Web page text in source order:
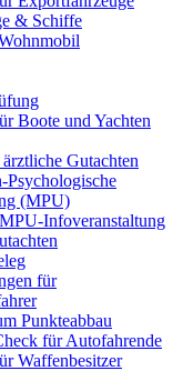
& Schiffe
Boote und Yachten
Gutachten
Psychologische
(MPU)
Infoveranstaltung
für
Punkteabbau
für Autofahrende
Waffenbesitzer